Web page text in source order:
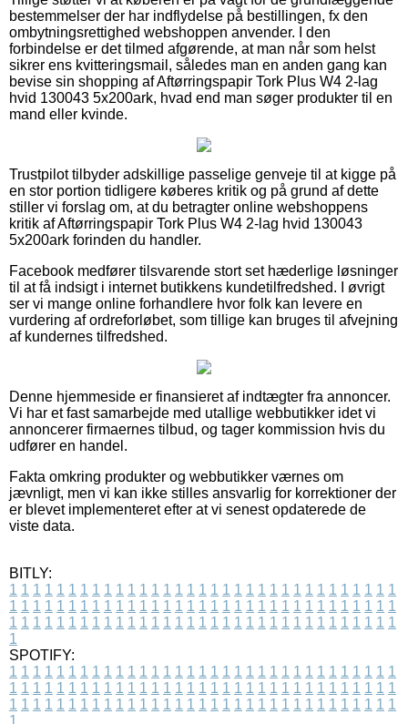
bestemmelser der har indflydelse på bestillingen, fx den
ombytningsrettighed webshoppen anvender. I den
forbindelse er det tilmed afgørende, at man når som helst
sikrer ens kvitteringsmail, således man en anden gang kan
bevise sin shopping af Aftørringspapir Tork Plus W4 2-lag
hvid 130043 5x200ark, hvad end man søger produkter til en
mand eller kvinde.
Trustpilot tilbyder adskillige passelige genveje til at kigge på
en stor portion tidligere køberes kritik og på grund af dette
stiller vi forslag om, at du betragter online webshoppens
kritik af Aftørringspapir Tork Plus W4 2-lag hvid 130043
5x200ark forinden du handler.
Facebook medfører tilsvarende stort set hæderlige løsninger
til at få indsigt i internet butikkens kundetilfredshed. I øvrigt
ser vi mange online forhandlere hvor folk kan levere en
vurdering af ordreforløbet, som tillige kan bruges til afvejning
af kundernes tilfredshed.
Denne hjemmeside er finansieret af indtægter fra annoncer.
Vi har et fast samarbejde med utallige webbutikker idet vi
annoncerer firmaernes tilbud, og tager kommission hvis du
udfører en handel.
Fakta omkring produkter og webbutikker værnes om
jævnligt, men vi kan ikke stilles ansvarlig for korrektioner der
er blevet implementeret efter at vi senest opdaterede de
viste data.
BITLY:
1 1 1 1 1 1 1 1 1 1 1 1 1 1 1 1 1 1 1 1 1 1 1 1 1 1 1 1 1 1 1 1 1
1 1 1 1 1 1 1 1 1 1 1 1 1 1 1 1 1 1 1 1 1 1 1 1 1 1 1 1 1 1 1 1 1
1 1 1 1 1 1 1 1 1 1 1 1 1 1 1 1 1 1 1 1 1 1 1 1 1 1 1 1 1 1 1 1 1
1
SPOTIFY:
1 1 1 1 1 1 1 1 1 1 1 1 1 1 1 1 1 1 1 1 1 1 1 1 1 1 1 1 1 1 1 1 1
1 1 1 1 1 1 1 1 1 1 1 1 1 1 1 1 1 1 1 1 1 1 1 1 1 1 1 1 1 1 1 1 1
1 1 1 1 1 1 1 1 1 1 1 1 1 1 1 1 1 1 1 1 1 1 1 1 1 1 1 1 1 1 1 1 1
1